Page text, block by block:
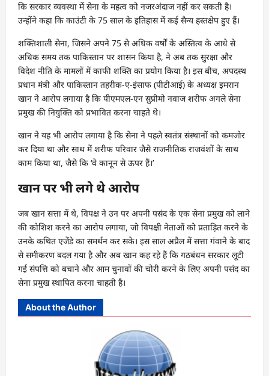
कि सरकार व्यवस्था में सेना के महत्व को नजरअंदाज नहीं कर सकती है।
उन्होंने कहा कि काउंटी के 75 साल के इतिहास में कई सैन्य हस्तक्षेप हुए हैं।
शक्तिशाली सेना, जिसने अपने 75 से अधिक वर्षों के अस्तित्व के आधे से
अधिक समय तक पाकिस्तान पर शासन किया है, ने अब तक सुरक्षा और
विदेश नीति के मामलों में काफी शक्ति का प्रयोग किया है। इस बीच, अपदस्थ
प्रधान मंत्री और पाकिस्तान तहरीक-ए-इंसाफ (पीटीआई) के अध्यक्ष इमरान
खान ने आरोप लगाया है कि पीएमएल-एन सुप्रीमो नवाज शरीफ अगले सेना
प्रमुख की नियुक्ति को प्रभावित करना चाहते थे।
खान ने यह भी आरोप लगाया है कि सेना ने पहले स्वतंत्र संस्थानों को कमजोर
कर दिया था और साथ में शरीफ परिवार जैसे राजनीतिक राजवंशों के साथ
काम किया था, जैसे कि ‘वे कानून से ऊपर हैं।’
खान पर भी लगे थे आरोप
जब खान सत्ता में थे, विपक्ष ने उन पर अपनी पसंद के एक सेना प्रमुख को लाने
की कोशिश करने का आरोप लगाया, जो विपक्षी नेताओं को प्रताड़ित करने के
उनके कथित एजेंडे का समर्थन कर सके। इस साल अप्रैल में सत्ता गंवाने के बाद
से समीकरण बदल गया है और अब खान कह रहे हैं कि गठबंधन सरकार लूटी
गई संपत्ति को बचाने और आम चुनावों की चोरी करने के लिए अपनी पसंद का
सेना प्रमुख स्थापित करना चाहती है।
About the Author